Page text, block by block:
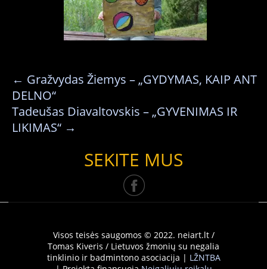
← Gražvydas Žiemys – „GYDYMAS, KAIP ANT
DELNO“
Tadeušas Diavaltovskis – „GYVENIMAS IR
LIKIMAS“ →
SEKITE MUS
Visos teisės saugomos © 2022. neiart.lt /
Tomas Kiveris / Lietuvos žmonių su negalia
tinklinio ir badmintono asociacija | LŽNTBA